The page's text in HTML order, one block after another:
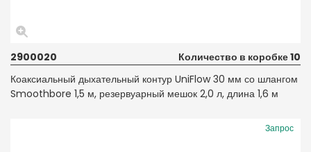
2900020
Количество в коробке 10
Коаксиальный дыхательный контур UniFlow 30 мм со шлангом
Smoothbore 1,5 м, резервуарный мешок 2,0 л, длина 1,6 м
Запрос